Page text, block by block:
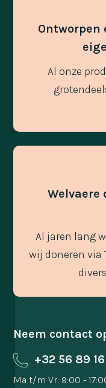
Ontworpen
Al onze
Welvaere
Al jaren lang
wij doneren via
Neem contact
+32 56 89
Ma t/m Vr: 9:00 -